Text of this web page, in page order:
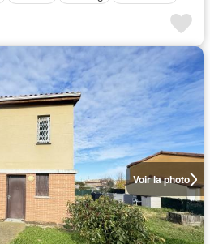
Voir la photo